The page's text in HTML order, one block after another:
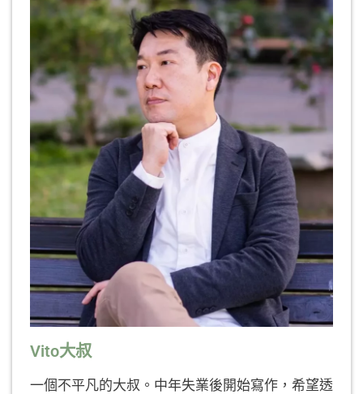
Vito大叔
一個不平凡的大叔。中年失業後開始寫作，希望透